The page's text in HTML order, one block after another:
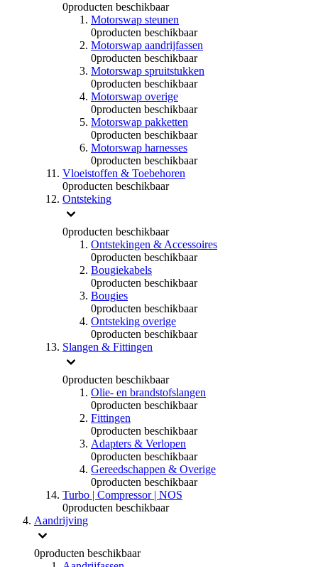
0producten beschikbaar
Motorswap steunen
0producten beschikbaar
Motorswap aandrijfassen
0producten beschikbaar
Motorswap spruitstukken
0producten beschikbaar
Motorswap overige
0producten beschikbaar
Motorswap pakketten
0producten beschikbaar
Motorswap harnesses
0producten beschikbaar
Vloeistoffen & Toebehoren
0producten beschikbaar
Ontsteking
0producten beschikbaar
Ontstekingen & Accessoires
0producten beschikbaar
Bougiekabels
0producten beschikbaar
Bougies
0producten beschikbaar
Ontsteking overige
0producten beschikbaar
Slangen & Fittingen
0producten beschikbaar
Olie- en brandstofslangen
0producten beschikbaar
Fittingen
0producten beschikbaar
Adapters & Verlopen
0producten beschikbaar
Gereedschappen & Overige
0producten beschikbaar
Turbo | Compressor | NOS
0producten beschikbaar
Aandrijving
0producten beschikbaar